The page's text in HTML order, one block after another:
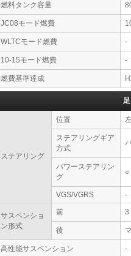
燃料タンク容量
JC08モード燃費
WLTCモード燃費 -
10-15モード燃費 -
燃費基準達成
ステアリング
位置
ステアリングギア
方式
パワーステアリン
グ
○
VGS/VGRS -
サスペンショ
ン形式
前 3
後
高性能サスペンション -